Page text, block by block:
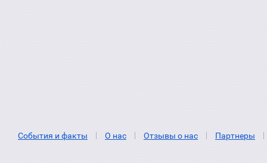
События и факты О нас Отзывы о нас Партнеры